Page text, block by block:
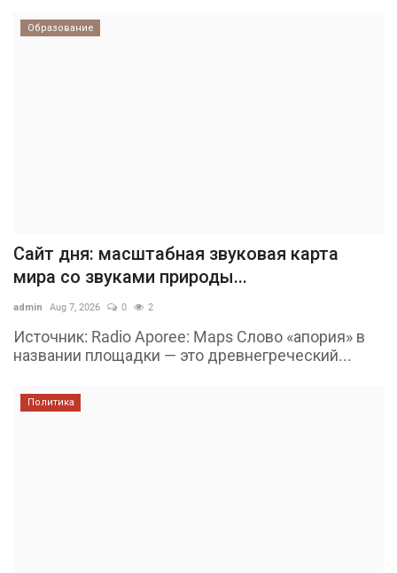
Образование
Сайт дня: масштабная звуковая карта
мира со звуками природы...
admin Aug 7, 2026 0 2
Источник: Radio Aporee: Maps Слово «апория» в
названии площадки — это древнегреческий...
Политика